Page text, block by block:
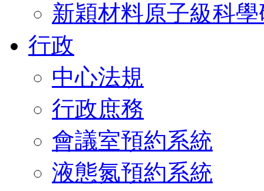
新穎材料原子級科
行政
中心法規
行政庶務
會議室預約系統
液態氮預約系統